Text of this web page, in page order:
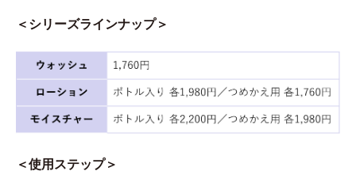
＜シリーズラインナップ＞
＜使用ステップ＞